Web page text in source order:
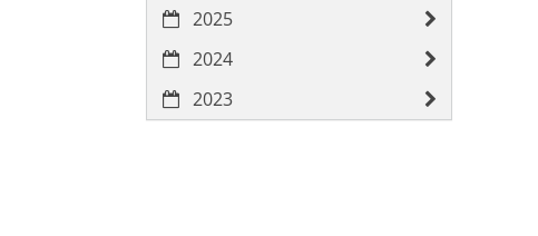
2025
2024
2023